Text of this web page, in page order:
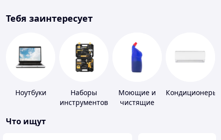
Тебя заинтересует
Ноутбуки
Наборы
инструментов
Моющие и
чистящие
Кондиционеры
Что ищут